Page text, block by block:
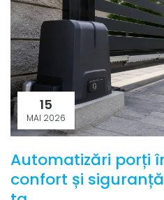
15
MAI 2026
Automatizări porți
confort și